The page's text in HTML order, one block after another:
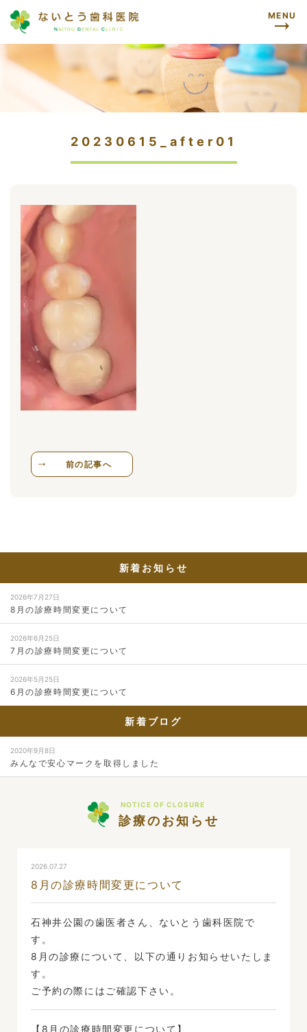
MENU
20230615_after01
前の記事へ
新着お知らせ
2026年7月27日
8月の診療時間変更について
2026年6月25日
7月の診療時間変更について
2026年5月25日
6月の診療時間変更について
新着ブログ
2020年9月8日
みんなで安心マークを取得しました
NOTICE OF CLOSURE
診療のお知らせ
2026.07.27
8月の診療時間変更について
石神井公園の歯医者さん、ないとう歯科医院で
す。
8月の診療について、以下の通りお知らせいたしま
す。
ご予約の際にはご確認下さい。
【8月の診療時間変更について】